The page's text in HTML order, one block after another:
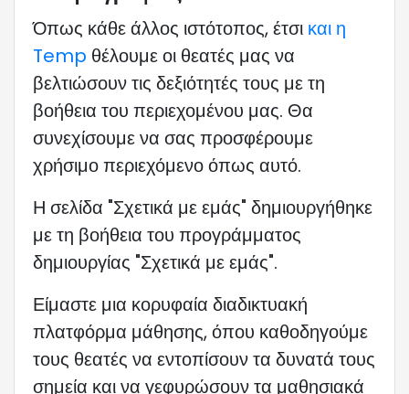
Όπως κάθε άλλος ιστότοπος, έτσι και η
Temp θέλουμε οι θεατές μας να
βελτιώσουν τις δεξιότητές τους με τη
βοήθεια του περιεχομένου μας. Θα
συνεχίσουμε να σας προσφέρουμε
χρήσιμο περιεχόμενο όπως αυτό.
Η σελίδα "Σχετικά με εμάς" δημιουργήθηκε
με τη βοήθεια του προγράμματος
δημιουργίας "Σχετικά με εμάς".
Είμαστε μια κορυφαία διαδικτυακή
πλατφόρμα μάθησης, όπου καθοδηγούμε
τους θεατές να εντοπίσουν τα δυνατά τους
σημεία και να γεφυρώσουν τα μαθησιακά